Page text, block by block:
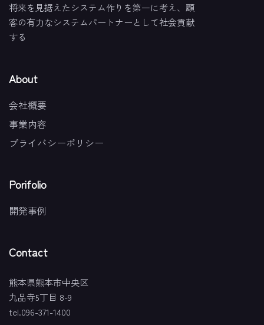
将来を見据えたシステム作りを第一に考え、顧
客の有力なシステムパートナーとして社会貢献
する
About
会社概要
事業内容
プライバシーポリシー
Porifolio
開発事例
Contact
熊本県熊本市中央区
九品寺5丁目 8-9
tel.096-371-1400